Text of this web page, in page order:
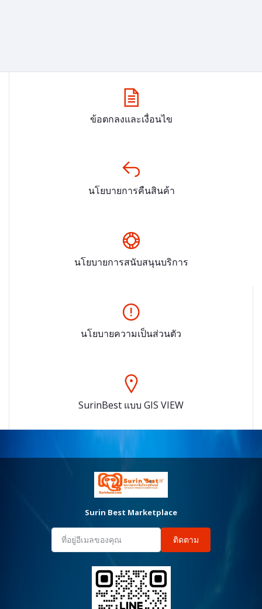
ข้อตกลงและเงื่อนไข
นโยบายการคืนสินค้า
นโยบายการสนับสนุนบริการ
นโยบายความเป็นส่วนตัว
SurinBest แบบ GIS VIEW
Surin Best Marketplace
ติดตาม